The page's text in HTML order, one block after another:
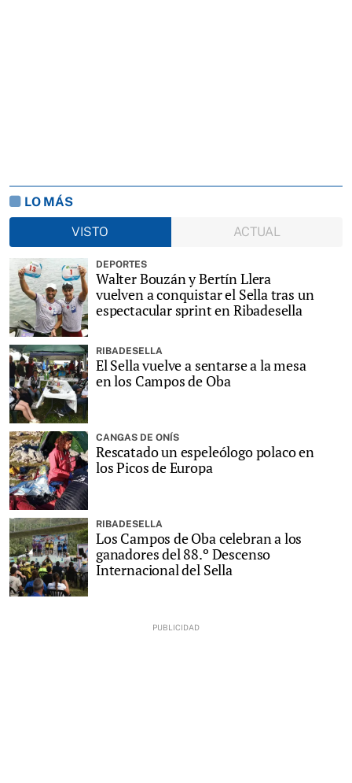
LO MÁS
VISTO
ACTUAL
DEPORTES
Walter Bouzán y Bertín Llera
vuelven a conquistar el Sella tras un
espectacular sprint en Ribadesella
RIBADESELLA
El Sella vuelve a sentarse a la mesa
en los Campos de Oba
CANGAS DE ONÍS
Rescatado un espeleólogo polaco en
los Picos de Europa
RIBADESELLA
Los Campos de Oba celebran a los
ganadores del 88.º Descenso
Internacional del Sella